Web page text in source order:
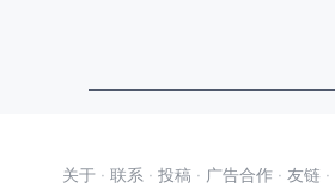
关于 · 联系 · 投稿 · 广告合作 · 友链 ·